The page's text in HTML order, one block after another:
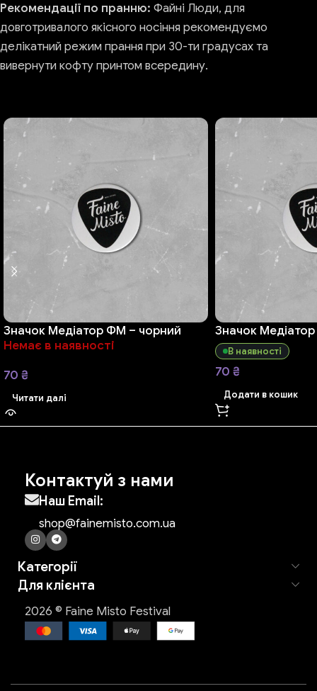
Рекомендації по пранню: Файні Люди, для
довготривалого якісного носіння рекомендуємо
делікатний режим прання при 30-ти градусах та
вивернути кофту принтом всередину.
Значок Медіатор ФМ – чорний
Немає в наявності
70 ₴
Читати далі
Значок
В наявності
70 ₴
Додати в кошик
Контактуй з нами
Наш Email:
shop@fainemisto.com.ua
Категорії
Для клієнта
2026 © Faine Misto Festival